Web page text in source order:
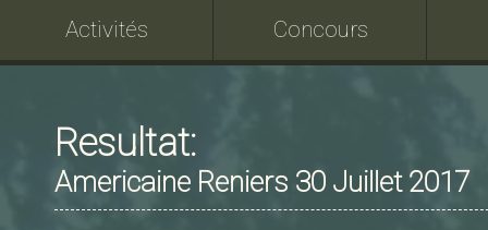
Activités Concours
Resultat:
Americaine Reniers 30 Juillet 2017